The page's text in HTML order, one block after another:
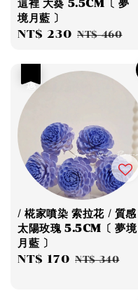
這裡 大葵 5.5CM〔 夢
境月藍 〕
Sale
NT$ 230 Regular
NT$ 460
/ 椛家噴染 索拉花 / 質感
太陽玫瑰 5.5CM〔 夢境
月藍 〕
Sale
NT$ 170 Regular
NT$ 340